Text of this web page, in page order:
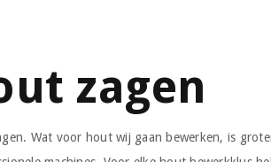
zagen
Wat voor hout wij gaan bewerken, is